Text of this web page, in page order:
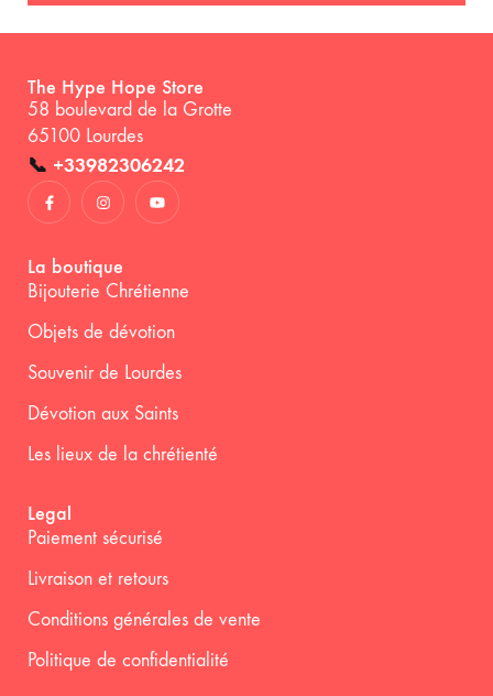
The Hype Hope Store
58 boulevard de la Grotte
65100 Lourdes
📞 +33982306242
La boutique
Bijouterie Chrétienne
Objets de dévotion
Souvenir de Lourdes
Dévotion aux Saints
Les lieux de la chrétienté
Legal
Paiement sécurisé
Livraison et retours
Conditions générales de vente
Politique de confidentialité